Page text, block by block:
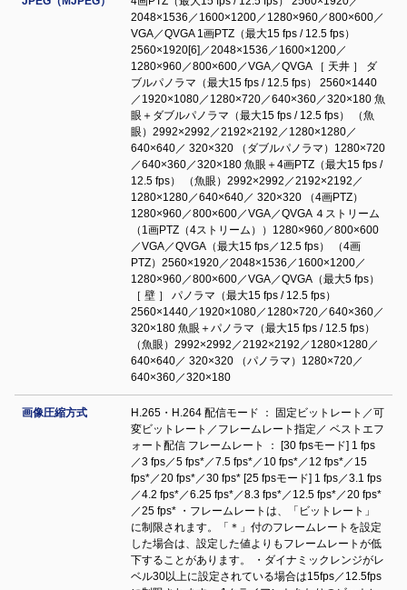
2048×1536／1600×1200／1280×960／800×600／
VGA／QVGA 1画PTZ（最大15 fps / 12.5 fps）
2560×1920[6]／2048×1536／1600×1200／
1280×960／800×600／VGA／QVGA ［ 天井 ］ ダ
ブルパノラマ（最大15 fps / 12.5 fps） 2560×1440
／1920×1080／1280×720／640×360／320×180 魚
眼＋ダブルパノラマ（最大15 fps / 12.5 fps） （魚
眼）2992×2992／2192×2192／1280×1280／
640×640／ 320×320 （ダブルパノラマ）1280×720
／640×360／320×180 魚眼＋4画PTZ（最大15 fps /
12.5 fps） （魚眼）2992×2992／2192×2192／
1280×1280／640×640／ 320×320 （4画PTZ）
1280×960／800×600／VGA／QVGA ４ストリーム
（1画PTZ（4ストリーム））1280×960／800×600
／VGA／QVGA（最大15 fps／12.5 fps） （4画
PTZ）2560×1920／2048×1536／1600×1200／
1280×960／800×600／VGA／QVGA（最大5 fps）
［ 壁 ］ パノラマ（最大15 fps / 12.5 fps）
2560×1440／1920×1080／1280×720／640×360／
320×180 魚眼＋パノラマ（最大15 fps / 12.5 fps）
（魚眼）2992×2992／2192×2192／1280×1280／
640×640／ 320×320 （パノラマ）1280×720／
640×360／320×180
画像圧縮方式
H.265・H.264 配信モード ： 固定ビットレート／可
変ビットレート／フレームレート指定／ ベストエフ
ォート配信 フレームレート ： [30 fpsモード] 1 fps
／3 fps／5 fps*／7.5 fps*／10 fps*／12 fps*／15
fps*／20 fps*／30 fps* [25 fpsモード] 1 fps／3.1 fps
／4.2 fps*／6.25 fps*／8.3 fps*／12.5 fps*／20 fps*
／25 fps* ・フレームレートは、「ビットレート」
に制限されます。「＊」付のフレームレートを設定
した場合は、設定した値よりもフレームレートが低
下することがあります。 ・ダイナミックレンジがレ
ベル30以上に設定されている場合は15fps／12.5fps